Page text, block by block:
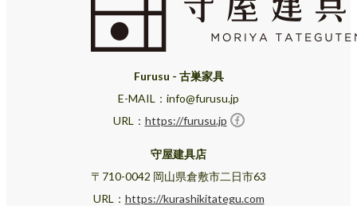
Furusu - 古巣家具
E-MAIL：info@furusu.jp
URL： https://furusu.jp
守屋建具店
〒710-0042 岡山県倉敷市二日市63
URL： https://kurashikitategu.com